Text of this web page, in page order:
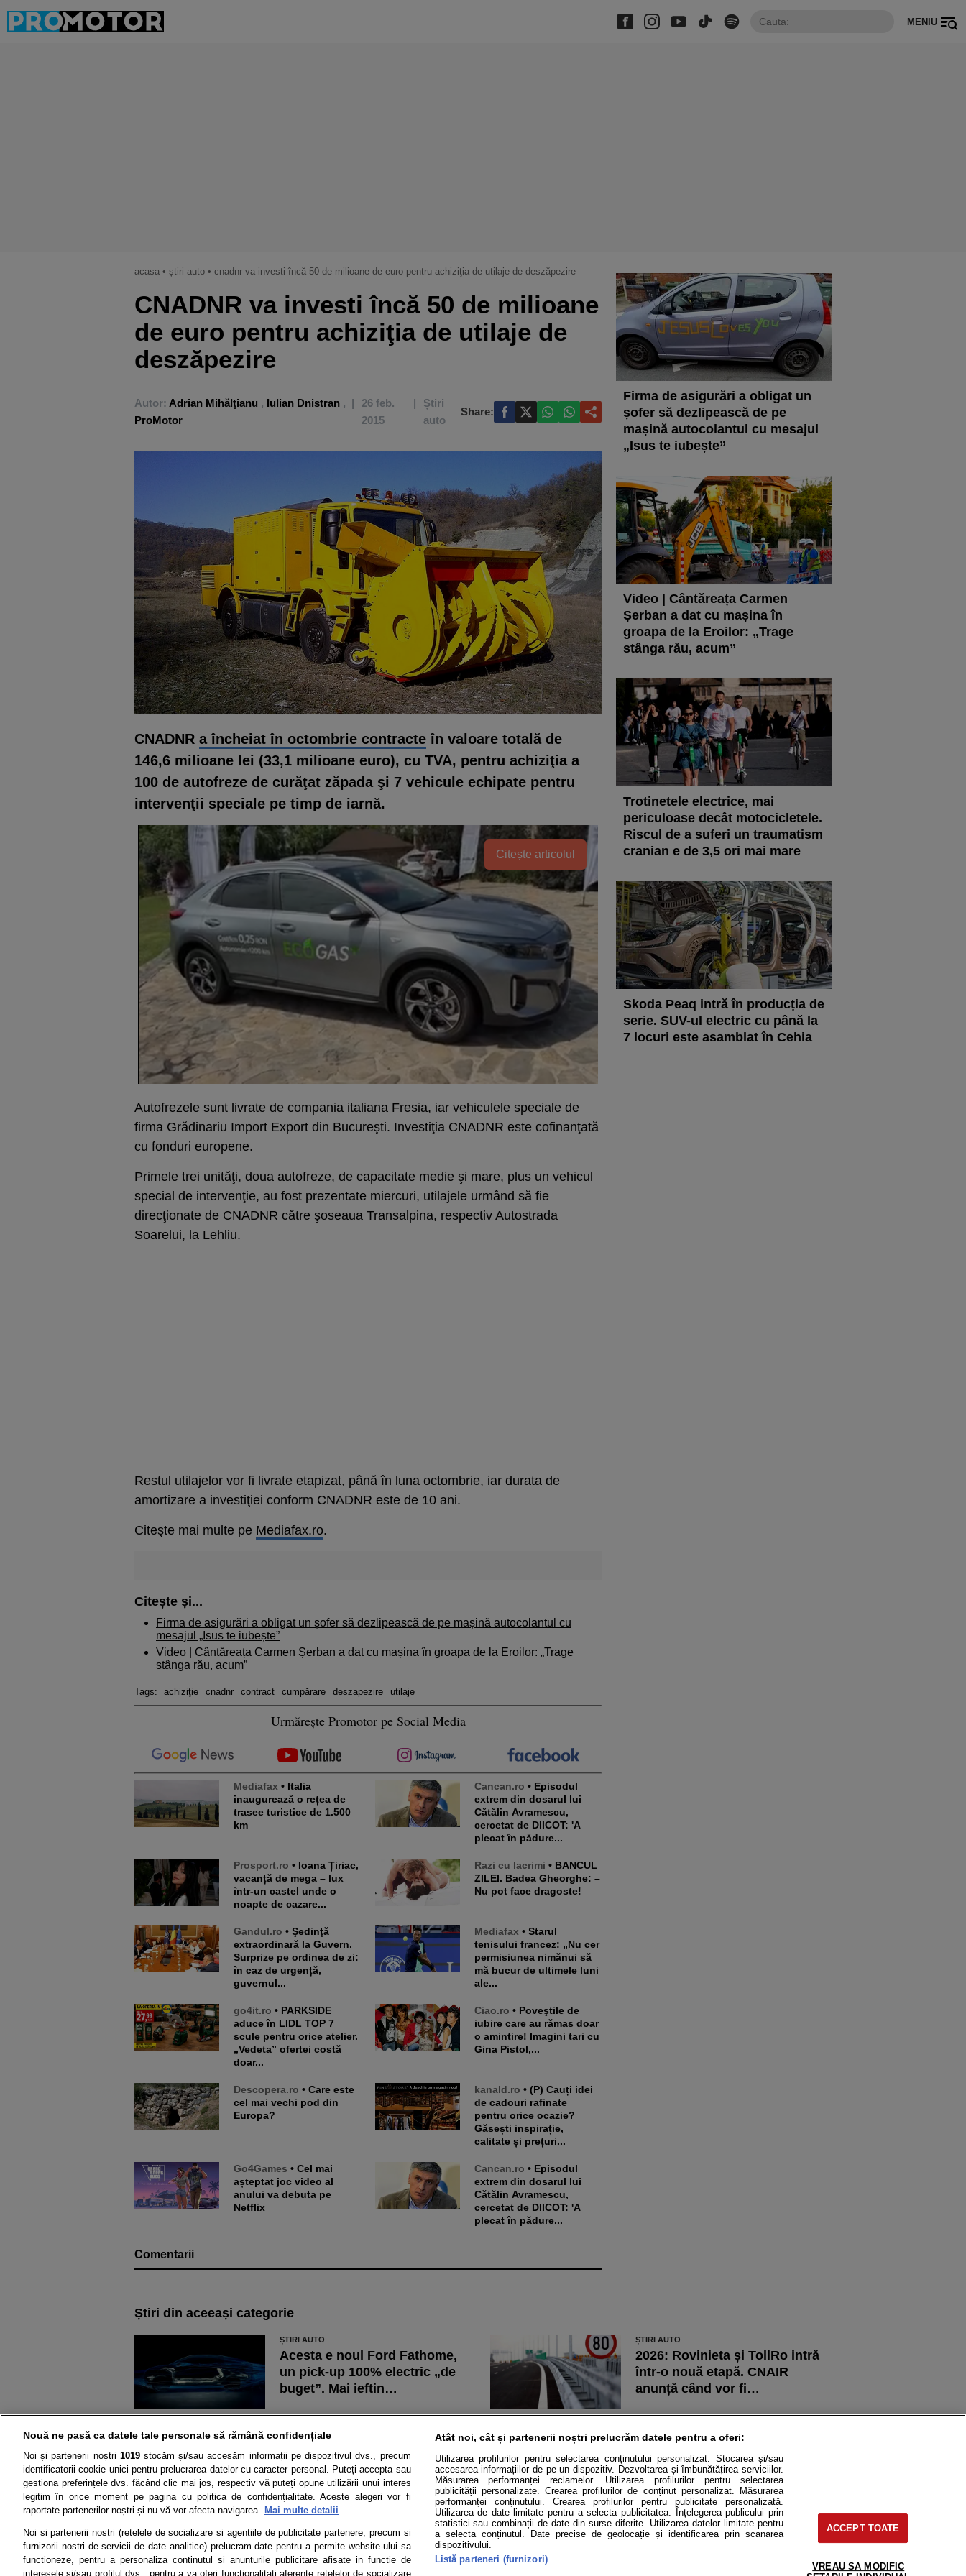
MENIU
acasa • știri auto • cnadnr va investi încă 50 de milioane de euro pentru achiziţia de utilaje de deszăpezire
CNADNR va investi încă 50 de milioane
de euro pentru achiziţia de utilaje de
deszăpezire
Autor: Adrian Mihălţianu , Iulian Dnistran ,
ProMotor
26 feb.
2015
Știri
auto
Share:
CNADNR a încheiat în octombrie contracte în valoare totală de
146,6 milioane lei (33,1 milioane euro), cu TVA, pentru achiziţia a
100 de autofreze de curăţat zăpada şi 7 vehicule echipate pentru
intervenţii speciale pe timp de iarnă.
Citește articolul
Autofrezele sunt livrate de compania italiana Fresia, iar vehiculele speciale de
firma Grădinariu Import Export din Bucureşti. Investiţia CNADNR este cofinanţată
cu fonduri europene.
Primele trei unităţi, doua autofreze, de capacitate medie şi mare, plus un vehicul
special de intervenţie, au fost prezentate miercuri, utilajele urmând să fie
direcţionate de CNADNR către şoseaua Transalpina, respectiv Autostrada
Soarelui, la Lehliu.
Restul utilajelor vor fi livrate etapizat, până în luna octombrie, iar durata de
amortizare a investiţiei conform CNADNR este de 10 ani.
Citeşte mai multe pe Mediafax.ro.
Citește și...
Firma de asigurări a obligat un șofer să dezlipească de pe mașină autocolantul cu
mesajul „Isus te iubește”
Video | Cântăreața Carmen Șerban a dat cu mașina în groapa de la Eroilor: „Trage
stânga rău, acum”
Tags: achiziţie cnadnr contract cumpărare deszapezire utilaje
Urmărește Promotor pe Social Media
Mediafax • Italia
inaugurează o rețea de
trasee turistice de 1.500
km
Cancan.ro • Episodul
extrem din dosarul lui
Cătălin Avramescu,
cercetat de DIICOT: 'A
plecat în pădure...
Prosport.ro • Ioana Țiriac,
vacanță de mega – lux
într-un castel unde o
noapte de cazare...
Razi cu lacrimi • BANCUL
ZILEI. Badea Gheorghe: –
Nu pot face dragoste!
Gandul.ro • Şedinţă
extraordinară la Guvern.
Surprize pe ordinea de zi:
în caz de urgență,
guvernul...
Mediafax • Starul
tenisului francez: „Nu cer
permisiunea nimănui să
mă bucur de ultimele luni
ale...
go4it.ro • PARKSIDE
aduce în LIDL TOP 7
scule pentru orice atelier.
„Vedeta” ofertei costă
doar...
Ciao.ro • Poveştile de
iubire care au rămas doar
o amintire! Imagini tari cu
Gina Pistol,...
Descopera.ro • Care este
cel mai vechi pod din
Europa?
kanald.ro • (P) Cauți idei
de cadouri rafinate
pentru orice ocazie?
Găsești inspirație,
calitate și prețuri...
Go4Games • Cel mai
așteptat joc video al
anului va debuta pe
Netflix
Cancan.ro • Episodul
extrem din dosarul lui
Cătălin Avramescu,
cercetat de DIICOT: 'A
plecat în pădure...
Comentarii
Firma de asigurări a obligat un
șofer să dezlipească de pe
mașină autocolantul cu mesajul
„Isus te iubește”
Video | Cântăreața Carmen
Șerban a dat cu mașina în
groapa de la Eroilor: „Trage
stânga rău, acum”
Trotinetele electrice, mai
periculoase decât motocicletele.
Riscul de a suferi un traumatism
cranian e de 3,5 ori mai mare
Skoda Peaq intră în producția de
serie. SUV-ul electric cu până la
7 locuri este asamblat în Cehia
Știri din aceeași categorie
ȘTIRI AUTO
Acesta e noul Ford Fathome,
un pick-up 100% electric „de
buget”. Mai ieftin…
ȘTIRI AUTO
2026: Rovinieta și TollRo intră
într-o nouă etapă. CNAIR
anunță când vor fi…
Criza energetică: Tot mai multe
companii reduc prețul încărcării
mașinilor electrice în afara…
BMW i3 a fost desmenat
„Mașina Anului” 2026 de către
o publicație britanică.…
Știri Test drive Mașini electrice Utile Video Podcast cu Prioritate Cât costă?
Termeni si conditii Politica de confidentialitate Politica de cookies Modifică Setările
Nouă ne pasă ca datele tale personale să rămână confidențiale
Noi și partenerii noștri 1019stocăm și/sau accesăm informații pe dispozitivul dvs., precum
identificatorii cookie unici pentru prelucrarea datelor cu caracter personal. Puteți accepta sau
gestiona preferințele dvs. făcând clic mai jos, respectiv vă puteți opune utilizării unui interes
legitim în orice moment pe pagina cu politica de confidențialitate. Aceste alegeri vor fi
raportate partenerilor noștri și nu vă vor afecta navigarea. Mai multe detalii
Noi si partenerii nostri (retelele de socializare si agentiile de publicitate partenere, precum si
furnizorii nostri de servicii de date analitice) prelucram date pentru a permite website-ului sa
functioneze, pentru a personaliza continutul si anunturile publicitare afisate in functie de
interesele si/sau profilul dvs., pentru a va oferi functionalitati aferente retelelor de socializare
Atât noi, cât și partenerii noștri prelucrăm datele pentru a oferi:
Utilizarea profilurilor pentru selectarea conținutului personalizat. Stocarea și/sau
accesarea informațiilor de pe un dispozitiv. Dezvoltarea și îmbunătățirea serviciilor.
Măsurarea performanței reclamelor. Utilizarea profilurilor pentru selectarea
publicității personalizate. Crearea profilurilor de conținut personalizat. Măsurarea
performanței conținutului. Crearea profilurilor pentru publicitate personalizată.
Utilizarea de date limitate pentru a selecta publicitatea. Înțelegerea publicului prin
statistici sau combinații de date din surse diferite. Utilizarea datelor limitate pentru
a selecta conținutul. Date precise de geolocație și identificarea prin scanarea
dispozitivului.
Listă parteneri (furnizori)
ACCEPT TOATE
VREAU SA MODIFIC